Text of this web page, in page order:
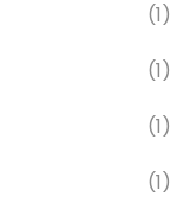
(1)
(1)
(1)
(1)